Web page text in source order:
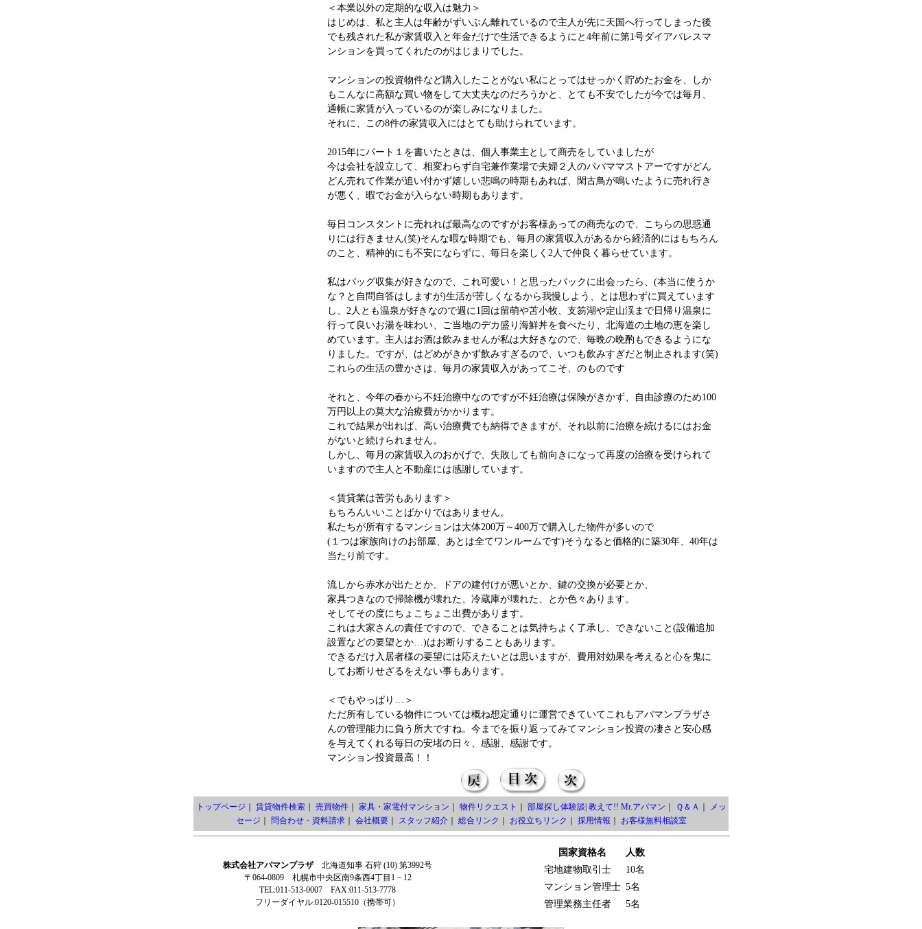
＜本業以外の定期的な収入は魅力＞
はじめは、私と主人は年齢がずいぶん離れているので主人が先に天国へ行ってしまった後
でも残された私が家賃収入と年金だけで生活できるようにと4年前に第1号ダイアパレスマ
ンションを買ってくれたのがはじまりでした。
マンションの投資物件など購入したことがない私にとってはせっかく貯めたお金を、しか
もこんなに高額な買い物をして大丈夫なのだろうかと、とても不安でしたが今では毎月、
通帳に家賃が入っているのが楽しみになりました。
それに、この8件の家賃収入にはとても助けられています。
2015年にパート１を書いたときは、個人事業主として商売をしていましたが
今は会社を設立して、相変わらず自宅兼作業場で夫婦２人のパパママストアーですがどん
どん売れて作業が追い付かず嬉しい悲鳴の時期もあれば、閑古鳥が鳴いたように売れ行き
が悪く、暇でお金が入らない時期もあります。
毎日コンスタントに売れれば最高なのですがお客様あっての商売なので、こちらの思惑通
りには行きません(笑)そんな暇な時期でも、毎月の家賃収入があるから経済的にはもちろん
のこと、精神的にも不安にならずに、毎日を楽しく2人で仲良く暮らせています。
私はバッグ収集が好きなので、これ可愛い！と思ったバックに出会ったら、(本当に使うか
な？と自問自答はしますが)生活が苦しくなるから我慢しよう、とは思わずに買えています
し、2人とも温泉が好きなので週に1回は留萌や苫小牧、支笏湖や定山渓まで日帰り温泉に
行って良いお湯を味わい、ご当地のデカ盛り海鮮丼を食べたり、北海道の土地の恵を楽し
めています。主人はお酒は飲みませんが私は大好きなので、毎晩の晩酌もできるようにな
りました。ですが、はどめがきかず飲みすぎるので、いつも飲みすぎだと制止されます(笑)
これらの生活の豊かさは、毎月の家賃収入があってこそ、のものです
それと、今年の春から不妊治療中なのですが不妊治療は保険がきかず、自由診療のため100
万円以上の莫大な治療費がかかります。
これで結果が出れば、高い治療費でも納得できますが、それ以前に治療を続けるにはお金
がないと続けられません。
しかし、毎月の家賃収入のおかげで、失敗しても前向きになって再度の治療を受けられて
いますので主人と不動産には感謝しています。
＜賃貸業は苦労もあります＞
もちろんいいことばかりではありません。
私たちが所有するマンションは大体200万～400万で購入した物件が多いので
(１つは家族向けのお部屋、あとは全てワンルームです)そうなると価格的に築30年、40年は
当たり前です。
流しから赤水が出たとか、ドアの建付けが悪いとか、鍵の交換が必要とか、
家具つきなので掃除機が壊れた、冷蔵庫が壊れた、とか色々あります。
そしてその度にちょこちょこ出費があります。
これは大家さんの責任ですので、できることは気持ちよく了承し、できないこと(設備追加
設置などの要望とか…)はお断りすることもあります。
できるだけ入居者様の要望には応えたいとは思いますが、費用対効果を考えると心を鬼に
してお断りせざるをえない事もあります。
＜でもやっぱり…＞
ただ所有している物件については概ね想定通りに運営できていてこれもアパマンプラザさ
んの管理能力に負う所大ですね。今までを振り返ってみてマンション投資の凄さと安心感
を与えてくれる毎日の安堵の日々、感謝、感謝です。
マンション投資最高！！
トップページ 賃貸物件検索｜ 売買物件｜ 家具・家電付マンション 物件リクエスト 部屋探し体験談 教えて!! Mr.アパマン Ｑ＆Ａ
メッ
セージ
問合わせ・資料請求｜ 会社概要｜ スタッフ紹介｜ 総合リンク お役立ちリンク 採用情報 お客様無料相談室
株式会社アパマンプラザ北海道知事 石狩 (10) 第3992号
〒064-0809 札幌市中央区南9条西4丁目1－12
TEL:011-513-0007 FAX:011-513-7778
フリーダイヤル:0120-015510（携帯可）
国家資格名
人数
宅地建物取引士
10名
マンション管理士 5名
管理業務主任者
5名